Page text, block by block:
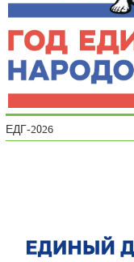
ЕДГ-2026